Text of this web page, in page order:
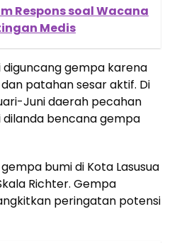
Respons soal Wacana
Medis
gempa karena
patahan sesar aktif. Di
Juni daerah pecahan
bencana gempa
bumi di Kota Lasusua
Richter. Gempa
peringatan potensi